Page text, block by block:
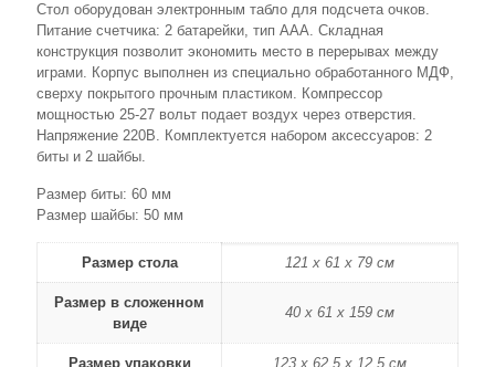
Стол оборудован электронным табло для подсчета очков.
Питание счетчика: 2 батарейки, тип ААА. Складная
конструкция позволит экономить место в перерывах между
играми. Корпус выполнен из специально обработанного МДФ,
сверху покрытого прочным пластиком. Компрессор
мощностью 25-27 вольт подает воздух через отверстия.
Напряжение 220В. Комплектуется набором аксессуаров: 2
биты и 2 шайбы.
Размер биты: 60 мм
Размер шайбы: 50 мм
Размер стола 121 х 61 х 79 см
Размер в сложенном
виде
40 х 61 х 159 см
Размер упаковки 123 х 62,5 х 12,5 см